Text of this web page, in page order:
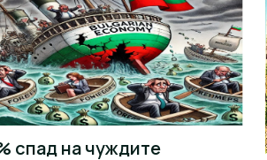
спад на чуждите